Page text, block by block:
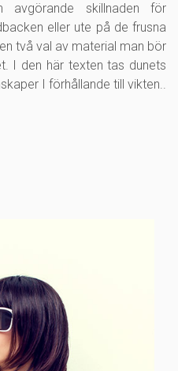
avgörande skillnaden för
eller ute på de frusna
två val av material man bör
I den här texten tas dunets
I förhållande till vikten..